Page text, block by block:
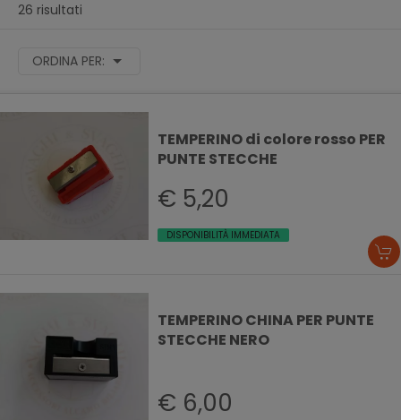
26 risultati
ORDINA PER:
TEMPERINO di colore rosso PER
PUNTE STECCHE
€ 5,20
DISPONIBILITÀ IMMEDIATA
TEMPERINO CHINA PER PUNTE
STECCHE NERO
€ 6,00